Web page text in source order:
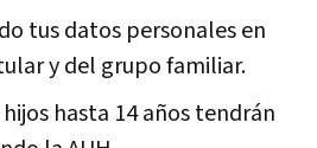
tus datos personales en
y del grupo familiar.
hasta 14 años tendrán